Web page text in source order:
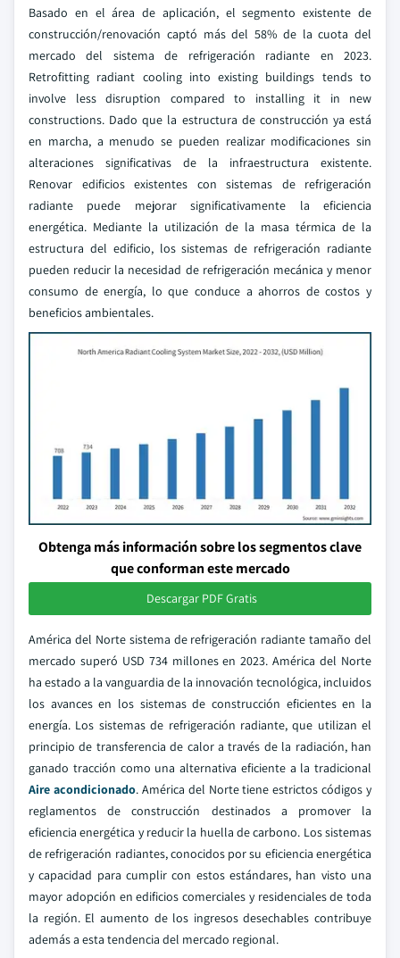
Basado en el área de aplicación, el segmento existente de
construcción/renovación captó más del 58% de la cuota del
mercado del sistema de refrigeración radiante en 2023.
Retrofitting radiant cooling into existing buildings tends to
involve less disruption compared to installing it in new
constructions. Dado que la estructura de construcción ya está
en marcha, a menudo se pueden realizar modificaciones sin
alteraciones significativas de la infraestructura existente.
Renovar edificios existentes con sistemas de refrigeración
radiante puede mejorar significativamente la eficiencia
energética. Mediante la utilización de la masa térmica de la
estructura del edificio, los sistemas de refrigeración radiante
pueden reducir la necesidad de refrigeración mecánica y menor
consumo de energía, lo que conduce a ahorros de costos y
beneficios ambientales.
Obtenga más información sobre los segmentos clave
que conforman este mercado
Descargar PDF Gratis
América del Norte sistema de refrigeración radiante tamaño del
mercado superó USD 734 millones en 2023. América del Norte
ha estado a la vanguardia de la innovación tecnológica, incluidos
los avances en los sistemas de construcción eficientes en la
energía. Los sistemas de refrigeración radiante, que utilizan el
principio de transferencia de calor a través de la radiación, han
ganado tracción como una alternativa eficiente a la tradicional
Aire acondicionado. América del Norte tiene estrictos códigos y
reglamentos de construcción destinados a promover la
eficiencia energética y reducir la huella de carbono. Los sistemas
de refrigeración radiantes, conocidos por su eficiencia energética
y capacidad para cumplir con estos estándares, han visto una
mayor adopción en edificios comerciales y residenciales de toda
la región. El aumento de los ingresos desechables contribuye
además a esta tendencia del mercado regional.